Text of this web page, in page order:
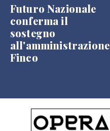
Futuro Nazionale
conferma il
sostegno
all'amministrazione
Finco